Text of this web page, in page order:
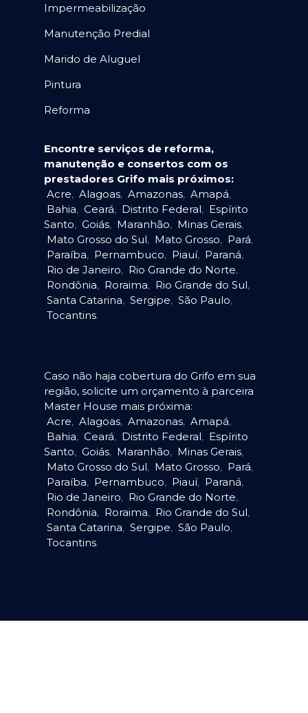
Impermeabilização
Manutenção Predial
Marido de Aluguel
Pintura
Reforma
Encontre serviços de reforma,
manutenção e consertos com os
prestadores Grifo mais próximos:
Acre, Alagoas, Amazonas, Amapá,
Bahia, Ceará, Distrito Federal, Espírito
Santo, Goiás, Maranhão, Minas Gerais,
Mato Grosso do Sul, Mato Grosso, Pará,
Paraíba, Pernambuco, Piauí, Paraná,
Rio de Janeiro, Rio Grande do Norte,
Rondônia, Roraima, Rio Grande do Sul,
Santa Catarina, Sergipe, São Paulo,
Tocantins.
Caso não haja cobertura do Grifo em sua
região, solicite um orçamento à parceira
Master House mais próxima:
Acre, Alagoas, Amazonas, Amapá,
Bahia, Ceará, Distrito Federal, Espírito
Santo, Goiás, Maranhão, Minas Gerais,
Mato Grosso do Sul, Mato Grosso, Pará,
Paraíba, Pernambuco, Piauí, Paraná,
Rio de Janeiro, Rio Grande do Norte,
Rondônia, Roraima, Rio Grande do Sul,
Santa Catarina, Sergipe, São Paulo,
Tocantins.